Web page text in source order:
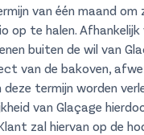
van één maand om
op te halen. Afhankelijk
buiten de wil van
van de bakoven,
deze termijn worden
van Glaçage
zal hiervan op de